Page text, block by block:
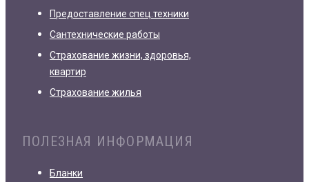
Предоставление спец.техники
Сантехнические работы
Страхование жизни, здоровья,
квартир
Страхование жилья
ПОЛЕЗНАЯ ИНФОРМАЦИЯ
Бланки